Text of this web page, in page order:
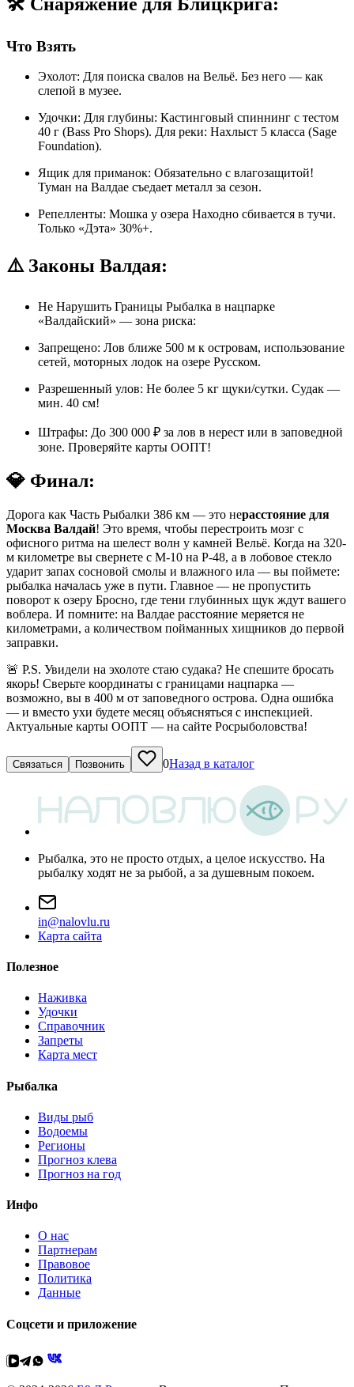
Что Взять
Эхолот: Для поиска свалов на Вельё. Без него — как
слепой в музее.
Удочки: Для глубины: Кастинговый спиннинг с тестом
40 г (Bass Pro Shops). Для реки: Нахлыст 5 класса (Sage
Foundation).
Ящик для приманок: Обязательно с влагозащитой!
Туман на Валдае съедает металл за сезон.
Репелленты: Мошка у озера Находно сбивается в тучи.
Только «Дэта» 30%+.
⚠️ Законы Валдая:
Не Нарушить Границы Рыбалка в нацпарке
«Валдайский» — зона риска:
Запрещено: Лов ближе 500 м к островам, использование
сетей, моторных лодок на озере Русском.
Разрешенный улов: Не более 5 кг щуки/сутки. Судак —
мин. 40 см!
Штрафы: До 300 000 ₽ за лов в нерест или в заповедной
зоне. Проверяйте карты ООПТ!
💎 Финал:
Дорога как Часть Рыбалки 386 км — это нерасстояние для
Москва Валдай! Это время, чтобы перестроить мозг с
офисного ритма на шелест волн у камней Вельё. Когда на 320-
м километре вы свернете с М-10 на Р-48, а в лобовое стекло
ударит запах сосновой смолы и влажного ила — вы поймете:
рыбалка началась уже в пути. Главное — не пропустить
поворот к озеру Бросно, где тени глубинных щук ждут вашего
воблера. И помните: на Валдае расстояние меряется не
километрами, а количеством пойманных хищников до первой
заправки.
🚨 P.S. Увидели на эхолоте стаю судака? Не спешите бросать
якорь! Сверьте координаты с границами нацпарка —
возможно, вы в 400 м от заповедного острова. Одна ошибка
— и вместо ухи будете месяц объясняться с инспекцией.
Актуальные карты ООПТ — на сайте Росрыболовства!
Связаться Позвонить 0Назад в каталог
Рыбалка, это не просто отдых, а целое искусство. На
рыбалку ходят не за рыбой, а за душевным покоем.
in@nalovlu.ru
Карта сайта
Полезное
Наживка
Удочки
Справочник
Запреты
Карта мест
Рыбалка
Виды рыб
Водоемы
Регионы
Прогноз клева
Прогноз на год
Инфо
О нас
Партнерам
Правовое
Политика
Данные
Соцсети и приложение